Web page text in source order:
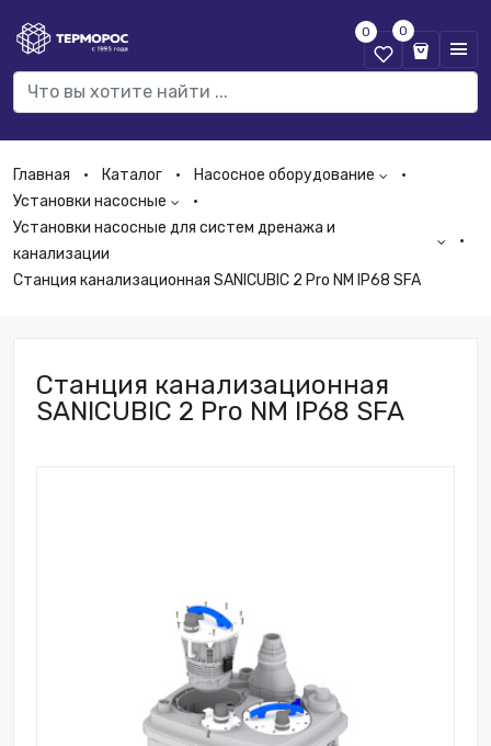
0 0
Главная Каталог
Насосное оборудование
Установки насосные
Установки насосные для систем дренажа и
канализации
Станция канализационная SANICUBIC 2 Pro NM IP68 SFA
Станция канализационная
SANICUBIC 2 Pro NM IP68 SFA